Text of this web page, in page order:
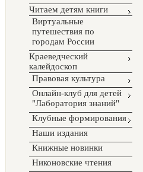
Читаем детям книги
Виртуальные
путешествия по
городам России
Краеведческий
калейдоскоп
Правовая культура
Онлайн-клуб для детей
"Лаборатория знаний"
Клубные формирования
Наши издания
Книжные новинки
Никоновские чтения